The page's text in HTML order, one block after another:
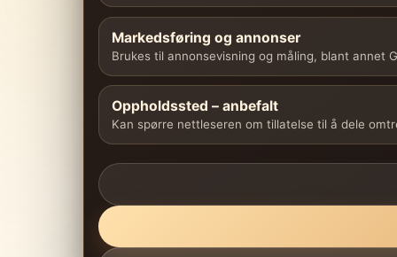
Markedsføring og annonser
Brukes til annonsevisning og måling, blant annet
Oppholdssted – anbefalt
Kan spørre nettleseren om tillatelse til å dele